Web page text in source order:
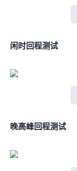
闲时IPV6回程测试
晚高峰IPV4回程测试